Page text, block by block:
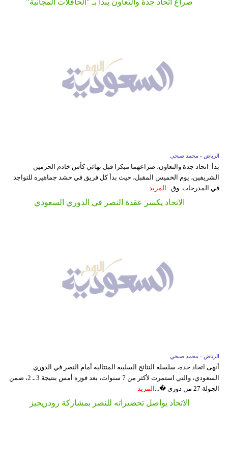
الرياض - محمد صبحي
بدأ اتحاد جدة والتعاون، صراعهما مبكرا قبل نهائي كأس خادم الحرمين
الشريفين، يوم الخميس المقبل، حيث بدأ كل فريق في حشد جماهيره للتواجد
في المدرجات. وق... المزيد
الاتحاد يكسر عقدة النصر في الدوري السعودي
الرياض - محمد صبحي
أنهى اتحاد جدة، سلسلة النتائج السلبية المتتالية أمام النصر في الدوري
السعودي، والتي استمرت لأكثر من 7 سنوات، بعد فوزه أمس بنتيجة 3 ـ 2، ضمن
الجولة 27 من دوري �...
المزيد
الاتحاد يواصل تحضيراته للنصر بمشاركة رودريجيز